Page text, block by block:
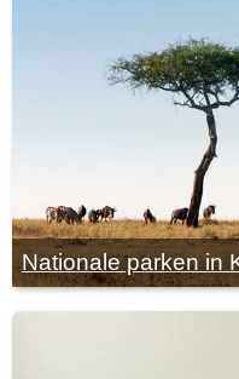
Nationale parken in